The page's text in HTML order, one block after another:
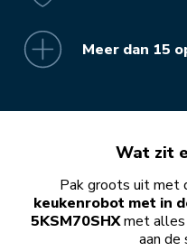
Meer dan 15
Wat zit
Pak groots uit met
keukenrobot met in
5KSM70SHXmet
aan de